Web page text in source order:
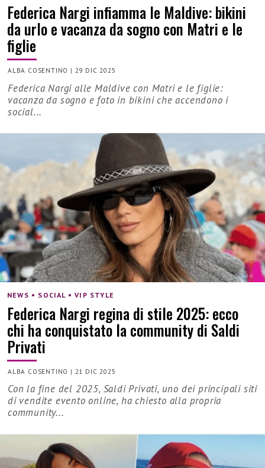
Federica Nargi infiamma le Maldive: bikini
da urlo e vacanza da sogno con Matri e le
figlie
ALBA COSENTINO | 29 DIC 2025
Federica Nargi alle Maldive con Matri e le figlie:
vacanza da sogno e foto in bikini che accendono i
social...
NEWS • SOCIAL • VIP STYLE
Federica Nargi regina di stile 2025: ecco
chi ha conquistato la community di Saldi
Privati
ALBA COSENTINO | 21 DIC 2025
Con la fine del 2025, Saldi Privati, uno dei principali siti
di vendite evento online, ha chiesto alla propria
community...